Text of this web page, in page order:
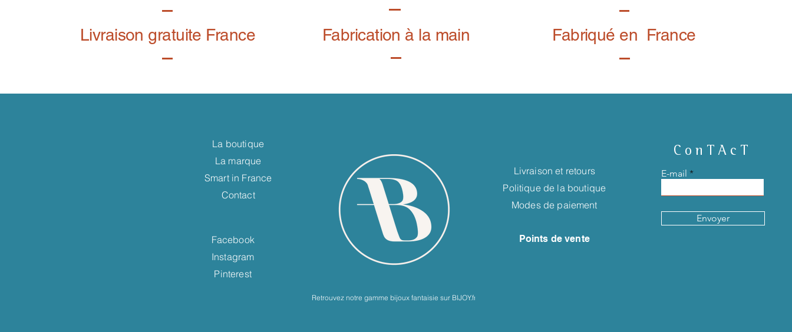
Livraison gratuite France Fabrication à la main Fabriqué en France
La boutique
La marque
Smart in France
Contact
Facebook
Instagram
Pinterest
Retrouvez notre gamme bijoux fantaisie sur BIJOY.fr
Livraison et retours
Politique de la boutique
Modes de paiement
Points de vente
ConTAcT
E-mail
Envoyer